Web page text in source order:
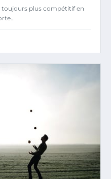
toujours plus compétitif en